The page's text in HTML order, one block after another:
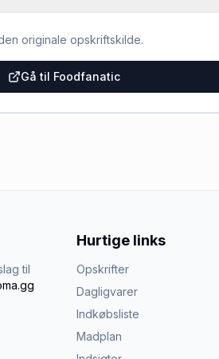
originale opskriftskilde.
Gå til Foodfanatic
til
Hurtige links
Opskrifter
Dagligvarer
Indkøbsliste
Madplan